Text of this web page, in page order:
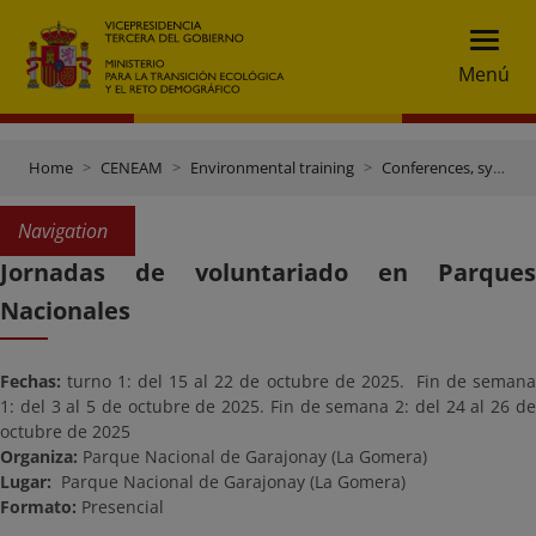
Menú
Home CENEAM Environmental training Conferences, symposiums and other events
Navigation
Jornadas de voluntariado en Parques
Nacionales
Fechas: turno 1: del 15 al 22 de octubre de 2025. Fin de semana
1: del 3 al 5 de octubre de 2025. Fin de semana 2: del 24 al 26 de
octubre de 2025
Organiza: Parque Nacional de Garajonay (La Gomera)
Lugar: Parque Nacional de Garajonay (La Gomera)
Formato: Presencial